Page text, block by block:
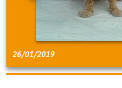
26/01/2019